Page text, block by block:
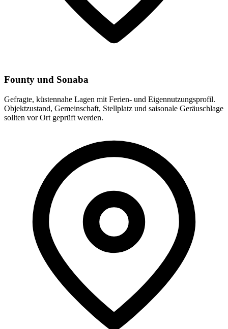
Founty und Sonaba
Gefragte, küstennahe Lagen mit Ferien- und Eigennutzungsprofil.
Objektzustand, Gemeinschaft, Stellplatz und saisonale Geräuschlage
sollten vor Ort geprüft werden.